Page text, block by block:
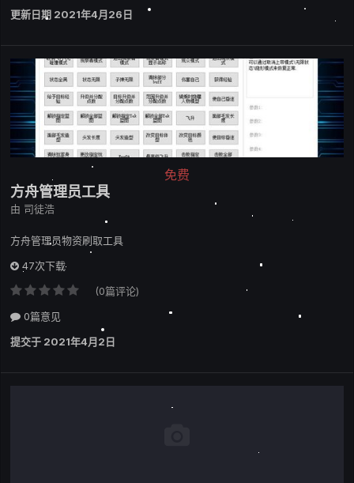
更新日期 2021年4月26日
免费
方舟管理员工具
由 司徒浩
方舟管理员物资刷取工具
47次下载
(0篇评论)
0篇意见
提交于 2021年4月2日